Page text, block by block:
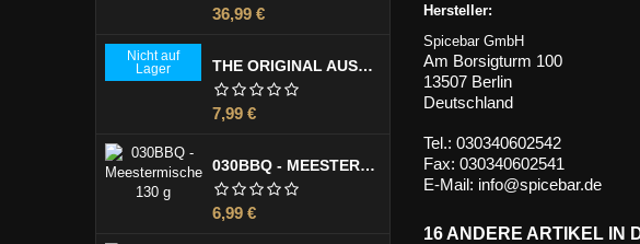
Preis
36,99 €
Nicht auf
Lager
THE ORIGINAL AUSTRALIAN LUMI LUMI MARINADE 355 ML
Preis
7,99 €
030BBQ - MEESTERMISCHE 130 G
Preis
6,99 €
Hersteller:
Spicebar GmbH
Am Borsigturm 100
13507 Berlin
Deutschland
Tel.: 030340602542
Fax: 030340602541
E-Mail: info@spicebar.de
16 ANDERE ARTIKEL IN